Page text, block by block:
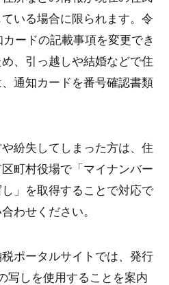
いる場合に限られます。令
ードの記載事項を変更でき
、引っ越しや結婚などで住
通知カードを番号確認書類
紛失してしまった方は、住
町村役場で「マイナンバー
」を取得することで対応で
わせください。
ポータルサイトでは、発行
写しを使用することを案内